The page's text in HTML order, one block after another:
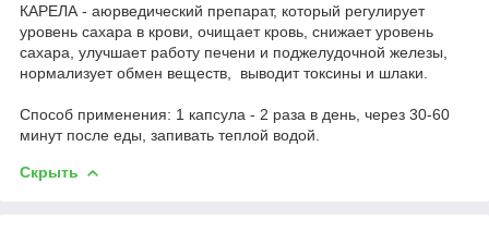
КАРЕЛА - аюрведический препарат, который регулирует
уровень сахара в крови, очищает кровь, снижает уровень
сахара, улучшает работу печени и поджелудочной железы,
нормализует обмен веществ, выводит токсины и шлаки.
Способ применения: 1 капсула - 2 раза в день, через 30-60
минут после еды, запивать теплой водой.
Скрыть